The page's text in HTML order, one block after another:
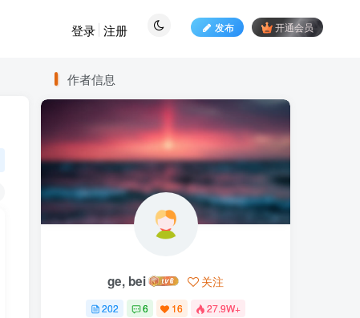
发布 开通会员
登录 注册
作者信息
ge, bei 关注
202 6 16 27.9W+